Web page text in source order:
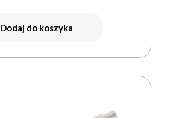
Dodaj do koszyka